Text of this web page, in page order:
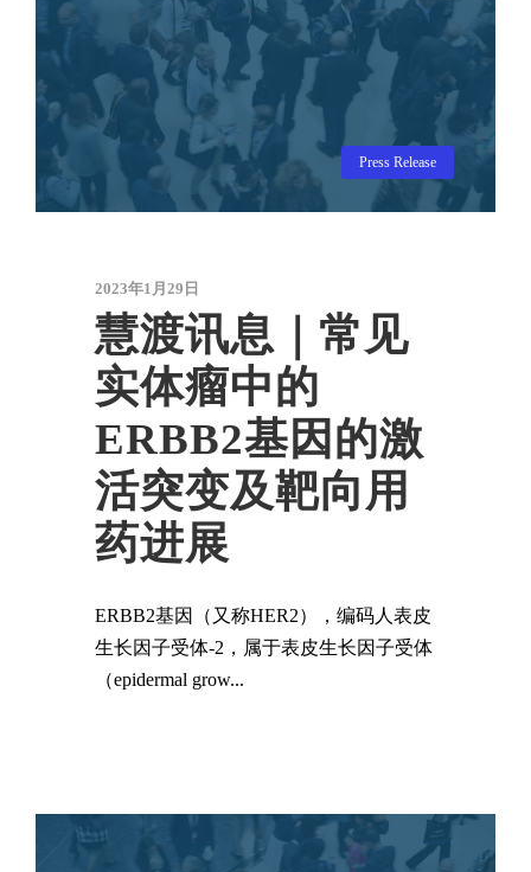
Press Release
2023年1月29日
慧渡讯息｜常见
实体瘤中的
ERBB2基因的激
活突变及靶向用
药进展
ERBB2基因（又称HER2），编码人表皮
生长因子受体-2，属于表皮生长因子受体
（epidermal grow...